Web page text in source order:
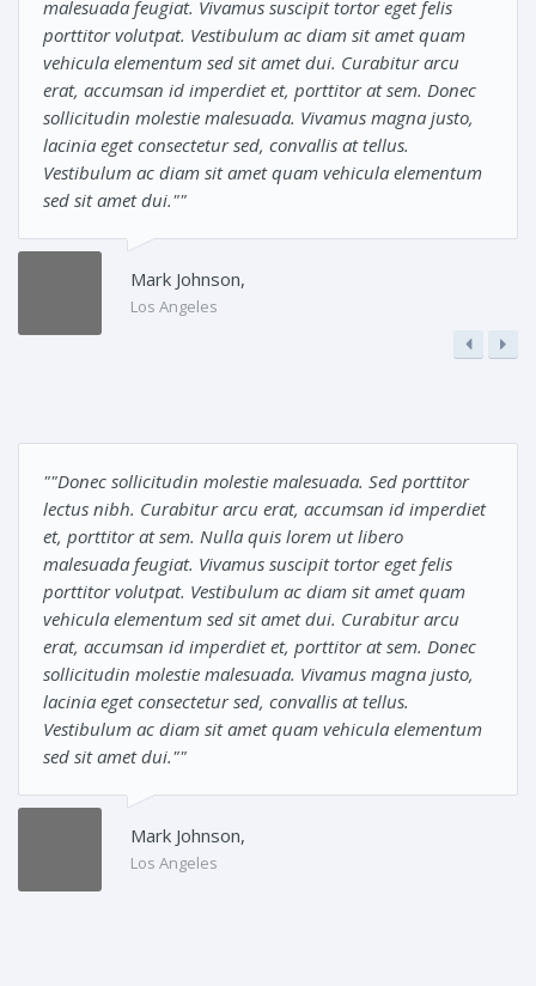
malesuada feugiat. Vivamus suscipit tortor eget felis
porttitor volutpat. Vestibulum ac diam sit amet quam
vehicula elementum sed sit amet dui. Curabitur arcu
erat, accumsan id imperdiet et, porttitor at sem. Donec
sollicitudin molestie malesuada. Vivamus magna justo,
lacinia eget consectetur sed, convallis at tellus.
Vestibulum ac diam sit amet quam vehicula elementum
sed sit amet dui.""
Mark Johnson,
Los Angeles
""Donec sollicitudin molestie malesuada. Sed porttitor
lectus nibh. Curabitur arcu erat, accumsan id imperdiet
et, porttitor at sem. Nulla quis lorem ut libero
malesuada feugiat. Vivamus suscipit tortor eget felis
porttitor volutpat. Vestibulum ac diam sit amet quam
vehicula elementum sed sit amet dui. Curabitur arcu
erat, accumsan id imperdiet et, porttitor at sem. Donec
sollicitudin molestie malesuada. Vivamus magna justo,
lacinia eget consectetur sed, convallis at tellus.
Vestibulum ac diam sit amet quam vehicula elementum
sed sit amet dui.""
Mark Johnson,
Los Angeles